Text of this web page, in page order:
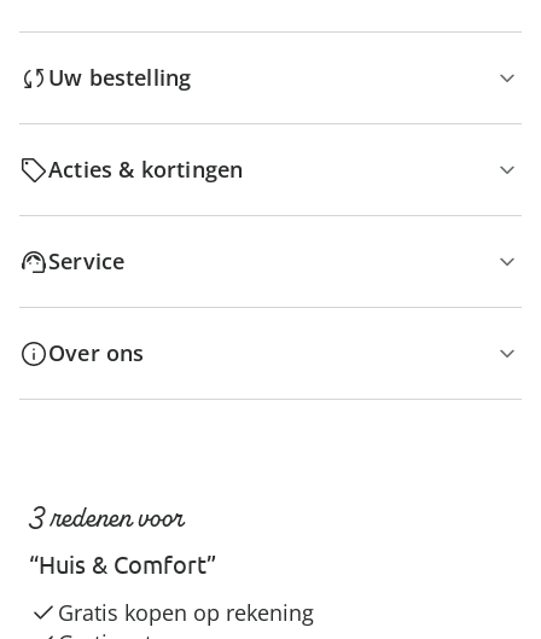
Uw bestelling
Acties & kortingen
Service
Over ons
3 redenen voor
“Huis & Comfort”
Gratis kopen op rekening